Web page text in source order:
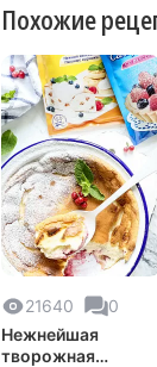
Похожие
21640
0
Нежнейшая
творожная